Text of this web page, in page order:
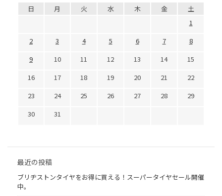
日 月 火 水 木 金
土
1
2
3 4 5 6 7
8
9
10 11 12 13 14
15
16
17 18 19 20 21
22
23
24 25 26 27 28
29
30
31
最近の投稿
ブリヂストンタイヤをお得に買える！スーパータイヤセール開催
中。